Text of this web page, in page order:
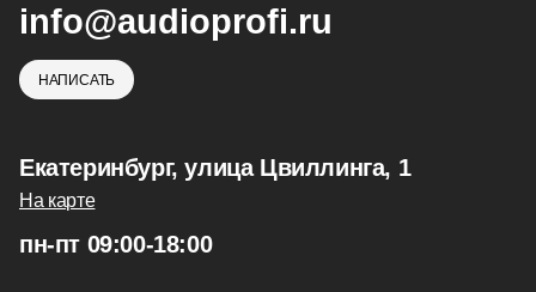
info@audioprofi.ru
НАПИСАТЬ
Екатеринбург, улица Цвиллинга, 1
На карте
пн-пт 09:00-18:00